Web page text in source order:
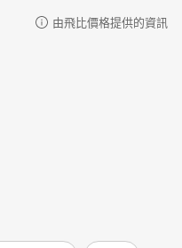
由飛比價格提供的資訊